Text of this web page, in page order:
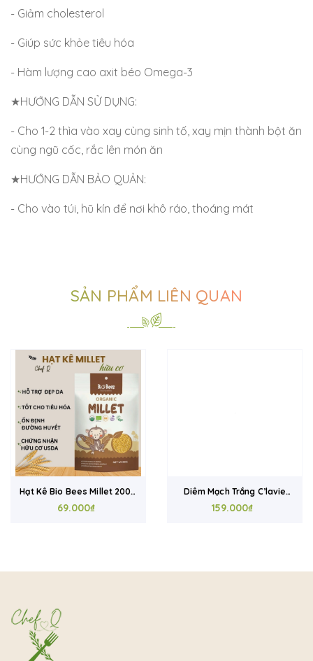
- Giảm cholesterol
- Giúp sức khỏe tiêu hóa
- Hàm lượng cao axit béo Omega-3
★HƯỚNG DẪN SỬ DỤNG:
- Cho 1-2 thìa vào xay cùng sinh tố, xay mịn thành bột ăn
cùng ngũ cốc, rắc lên món ăn
★HƯỚNG DẪN BẢO QUẢN:
- Cho vào túi, hũ kín để nơi khô ráo, thoáng mát
SẢN PHẨM LIÊN QUAN
Hạt Kê Bio Bees Millet 200g
– Nấu Cháo, Làm Bột Ăn
69.000₫
Diêm Mạch Trắng C’lavie
200g – Hạt Quinoa Hữu Cơ,
159.000₫